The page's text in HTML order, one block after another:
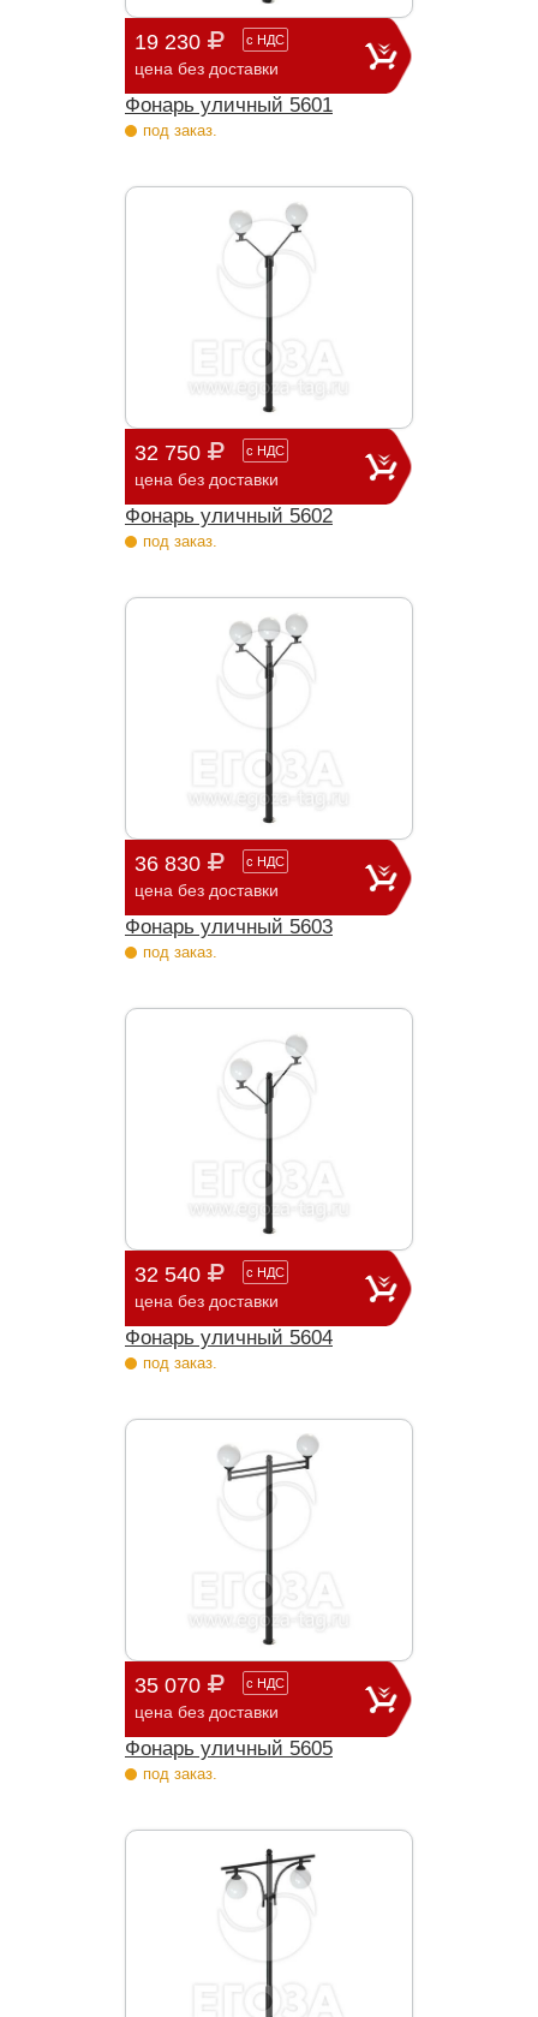
19 230 с НДС
цена без доставки
Фонарь уличный 5601
под заказ.
32 750 с НДС
цена без доставки
Фонарь уличный 5602
под заказ.
36 830 с НДС
цена без доставки
Фонарь уличный 5603
под заказ.
32 540 с НДС
цена без доставки
Фонарь уличный 5604
под заказ.
35 070 с НДС
цена без доставки
Фонарь уличный 5605
под заказ.